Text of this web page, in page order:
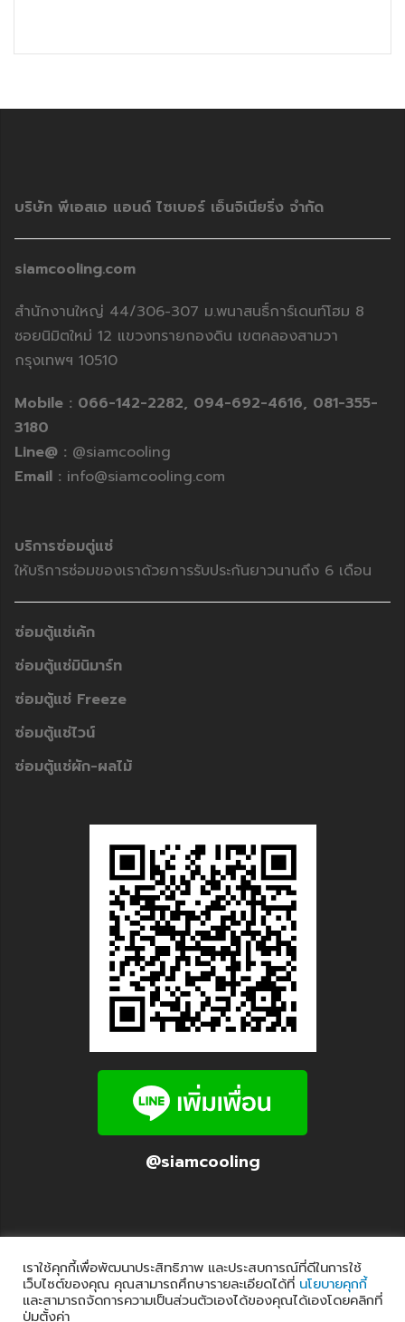
บริษัท พีเอสเอ แอนด์ ไซเบอร์ เอ็นจิเนียริ่ง จำกัด
siamcooling.com
สำนักงานใหญ่ 44/306-307 ม.พนาสนธิ์การ์เดนท์โฮม 8
ซอยนิมิตใหม่ 12 แขวงทรายกองดิน เขตคลองสามวา
กรุงเทพฯ 10510
Mobile : 066-142-2282, 094-692-4616, 081-355-
3180
Line@ : @siamcooling
Email : info@siamcooling.com
บริการซ่อมตู่แช่
ให้บริการซ่อมของเราด้วยการรับประกันยาวนานถึง 6 เดือน
ซ่อมตู้แช่เค้ก
ซ่อมตู้แช่มินิมาร์ท
ซ่อมตู้แช่ Freeze
ซ่อมตู้แช่ไวน์
ซ่อมตู้แช่ผัก-ผลไม้
@siamcooling
เราใช้คุกกี้เพื่อพัฒนาประสิทธิภาพ และประสบการณ์ที่ดีในการใช้
เว็บไซต์ของคุณ คุณสามารถศึกษารายละเอียดได้ที่ นโยบายคุกกี้
และสามารถจัดการความเป็นส่วนตัวเองได้ของคุณได้เองโดยคลิกที่
ปุ่มตั้งค่า